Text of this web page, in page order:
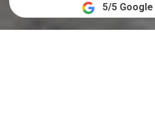
5/5 Google